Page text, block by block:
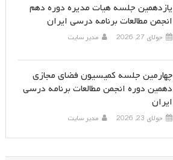
یازدهمین جلسه هیات مدیره دوره دهم
انجمن مطالعات برنامه درسی ایران
جولای 27, 2026 مدیر سایت
چهارمین جلسه کمیسیون فضای مجازی
دهمین دوره انجمن مطالعات برنامه درسی
ایران
جولای 23, 2026 مدیر سایت